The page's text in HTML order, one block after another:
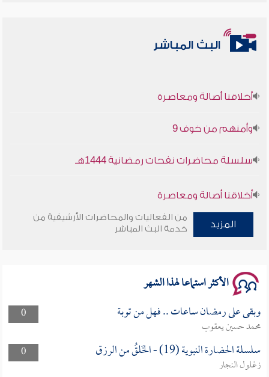
البث المباشر
أخلاقنا أصالة ومعاصرة
وأمنهم من خوف 9
سلسلة محاضرات نفحات رمضانية 1444هـ
أخلاقنا أصالة ومعاصرة
وأمنهم من خوف 9
المزيد
من الفعاليات والمحاضرات الأرشيفية من
خدمة البث المباشر
الأكثر استماعا لهذا الشهر
0 وبقى على رمضان ساعات .. فهل من توبة
محمد حسين يعقوب
0
سلسلة الحضارة النبوية (19) - الخَلقُ من الرزق
زغلول النجار